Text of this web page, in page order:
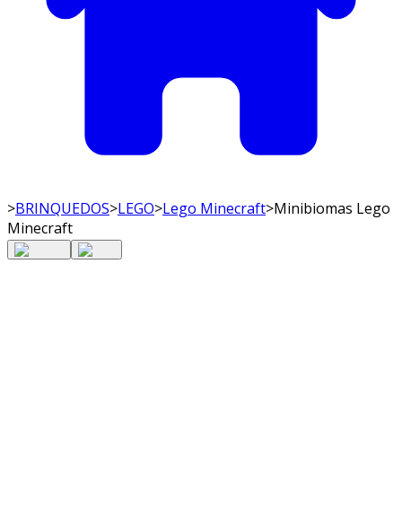
>BRINQUEDOS>LEGO>Lego Minecraft>Minibiomas Lego
Minecraft